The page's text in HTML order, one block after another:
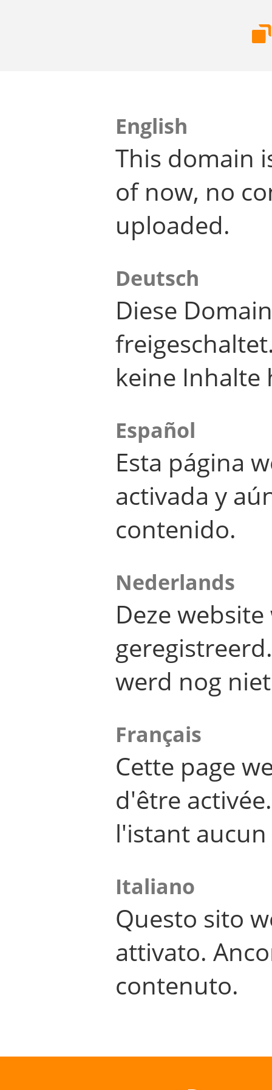
English
This domain
of now, no
uploaded.
Deutsch
Diese
keine Inhalte
Español
Esta página
activada y
contenido.
Nederlands
Deze
werd nog
Français
Cette page
d'être
l'istant
Italiano
Questo sito
attivato.
contenuto.